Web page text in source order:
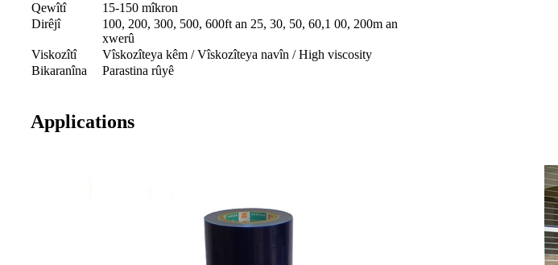
Qewîtî
15-150 mîkron
Dirêjî
100, 200, 300, 500, 600ft an 25, 30, 50, 60,1 00, 200m an
xwerû
Viskozîtî
Vîskozîteya kêm / Vîskozîteya navîn / High viscosity
Bikaranîna
Parastina rûyê
Applications